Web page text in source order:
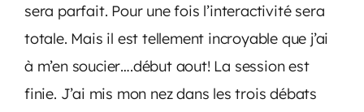
sera parfait. Pour une fois l’interactivité sera
totale. Mais il est tellement incroyable que j’ai
à m’en soucier….début aout! La session est
finie. J’ai mis mon nez dans les trois débats